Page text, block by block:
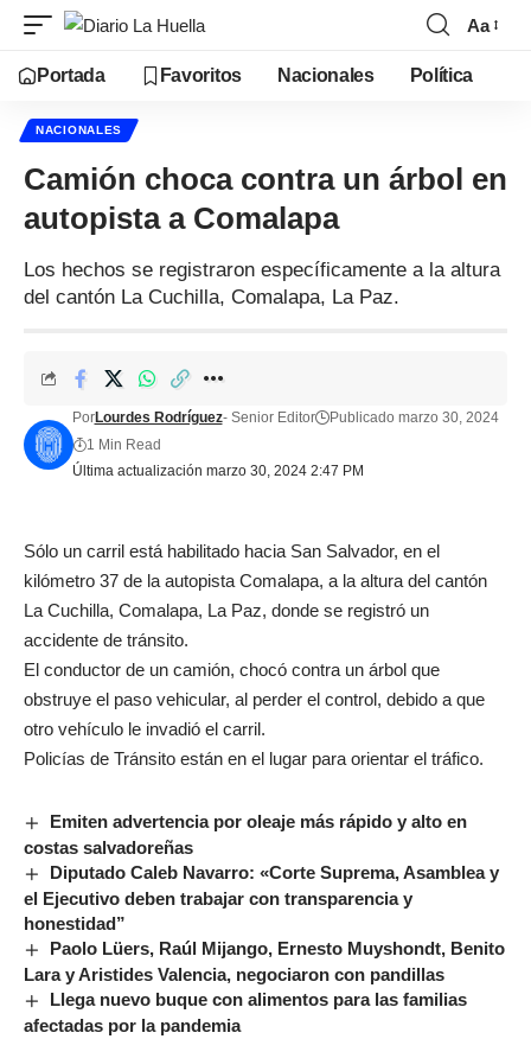
Aa
Portada Favoritos Nacionales Política
NACIONALES
Camión choca contra un árbol en
autopista a Comalapa
Los hechos se registraron específicamente a la altura
del cantón La Cuchilla, Comalapa, La Paz.
Última actualización marzo 30, 2024 2:47 PM
PorLourdes Rodríguez- Senior Editor
Publicado marzo 30, 2024
1 Min Read
Sólo un carril está habilitado hacia San Salvador, en el
kilómetro 37 de la autopista Comalapa, a la altura del cantón
La Cuchilla, Comalapa, La Paz, donde se registró un
accidente de tránsito.
El conductor de un camión, chocó contra un árbol que
obstruye el paso vehicular, al perder el control, debido a que
otro vehículo le invadió el carril.
Policías de Tránsito están en el lugar para orientar el tráfico.
Emiten advertencia por oleaje más rápido y alto en
costas salvadoreñas
Diputado Caleb Navarro: «Corte Suprema, Asamblea y
el Ejecutivo deben trabajar con transparencia y
honestidad”
Paolo Lüers, Raúl Mijango, Ernesto Muyshondt, Benito
Lara y Aristides Valencia, negociaron con pandillas
Llega nuevo buque con alimentos para las familias
afectadas por la pandemia